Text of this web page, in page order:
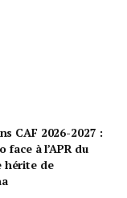
CAF 2026-2027 :
face à l’APR du
hérite de